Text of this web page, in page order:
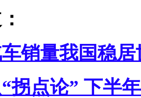
销量我国稳
拐点论” 下半